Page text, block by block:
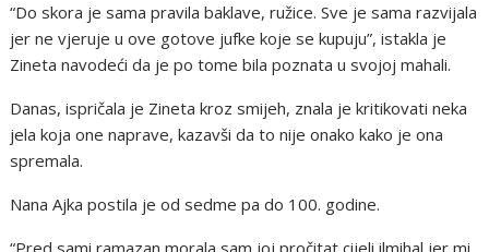
“Do skora je sama pravila baklave, ružice. Sve je sama razvijala
jer ne vjeruje u ove gotove jufke koje se kupuju”, istakla je
Zineta navodeći da je po tome bila poznata u svojoj mahali.
Danas, ispričala je Zineta kroz smijeh, znala je kritikovati neka
jela koja one naprave, kazavši da to nije onako kako je ona
spremala.
Nana Ajka postila je od sedme pa do 100. godine.